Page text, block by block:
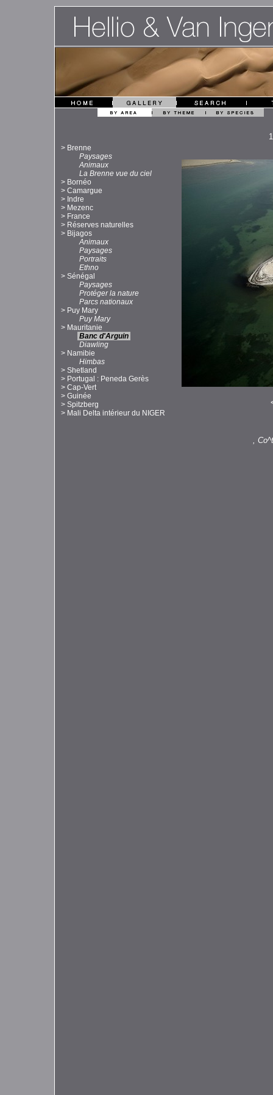
> Brenne
Paysages
Animaux
La Brenne vue du ciel
> Bornéo
> Camargue
> Indre
> Mezenc
> France
> Réserves naturelles
> Bijagos
Animaux
Paysages
Portraits
Ethno
> Sénégal
Paysages
Protéger la nature
Parcs nationaux
> Puy Mary
Puy Mary
> Mauritanie
Banc d'Arguin
Diawling
> Namibie
Himbas
> Shetland
> Portugal : Peneda Gerès
> Cap-Vert
> Guinée
> Spitzberg
> Mali Delta intérieur du NIGER
,